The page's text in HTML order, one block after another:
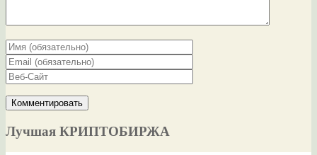
Лучшая КРИПТОБИРЖА